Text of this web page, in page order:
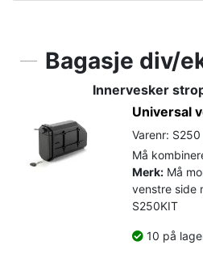
Bagasje div/
Innervesker
Universal
Varenr:
Må
Merk: Må
venstre side
S250KIT
10 på